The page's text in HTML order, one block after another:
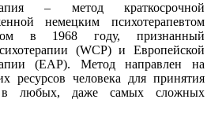
– метод краткосрочной
немецким психотерапевтом
в 1968 году, признанный
(WCP) и Европейской
(EAP). Метод направлен на
ресурсов человека для принятия
в любых, даже самых сложных